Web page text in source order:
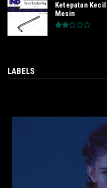
Ketepatan
Mesin
LABELS